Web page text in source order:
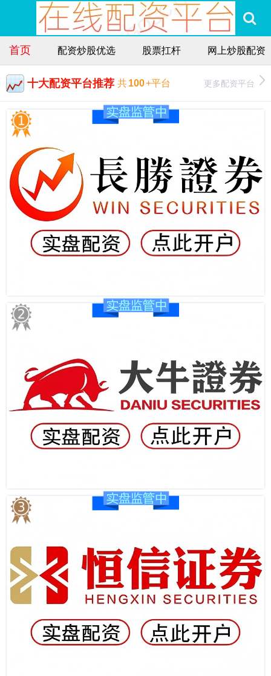
首页 配资炒股优选 股票扛杆 网上炒股配资
十大配资平台推荐 共100+平台 更多配资平台